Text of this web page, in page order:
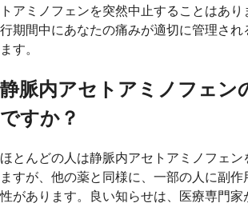
トアミノフェンを突然中止することはあ
行期間中にあなたの痛みが適切に管理され
ます。
静脈内アセトアミノフェン
ですか？
ほとんどの人は静脈内アセトアミノフェン
ますが、他の薬と同様に、一部の人に副
性があります。良い知らせは、医療専門家